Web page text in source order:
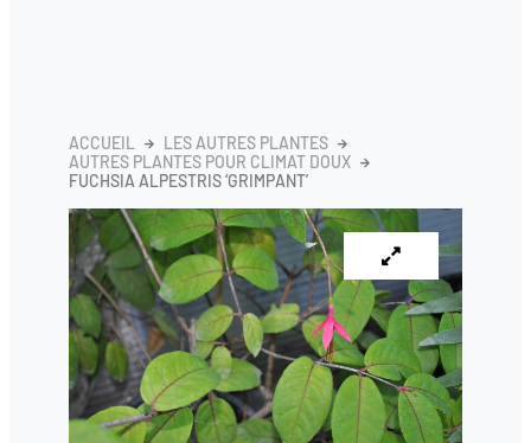
ACCUEIL
LES AUTRES PLANTES
AUTRES PLANTES POUR CLIMAT DOUX
FUCHSIA ALPESTRIS ‘GRIMPANT’